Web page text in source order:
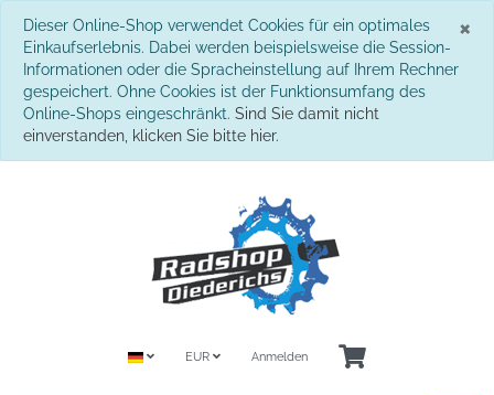
×
Dieser Online-Shop verwendet Cookies für ein optimales
Einkaufserlebnis. Dabei werden beispielsweise die Session-
Informationen oder die Spracheinstellung auf Ihrem Rechner
gespeichert. Ohne Cookies ist der Funktionsumfang des
Online-Shops eingeschränkt. Sind Sie damit nicht
einverstanden, klicken Sie bitte hier.
EUR Anmelden